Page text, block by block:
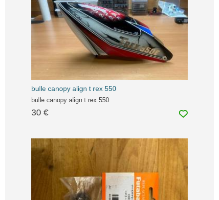
bulle canopy align t rex 550
bulle canopy align t rex 550
30 €